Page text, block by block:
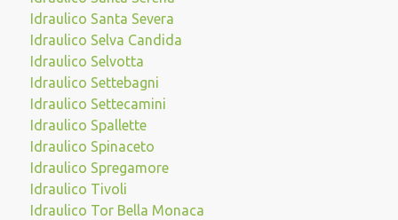
Idraulico Santa Severa
Idraulico Selva Candida
Idraulico Selvotta
Idraulico Settebagni
Idraulico Settecamini
Idraulico Spallette
Idraulico Spinaceto
Idraulico Spregamore
Idraulico Tivoli
Idraulico Tor Bella Monaca